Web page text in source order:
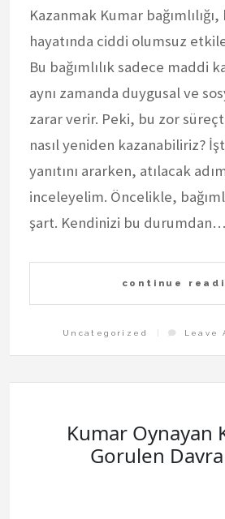
Kazanmak Kumar
hayatında ciddi olumsuz
Bu bağımlılık sadece maddi
aynı zamanda duygusal ve
zarar verir. Peki, bu zor
nasıl yeniden kazanabiliriz?
yanıtını ararken, atılacak
inceleyelim. Öncelikle,
şart. Kendinizi bu durumdan…
continue
Uncategorized Leave
Kumar Oynayan
Gorulen